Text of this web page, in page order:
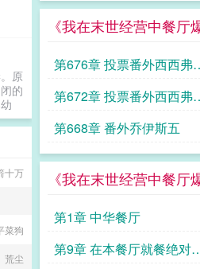
《我在末世经营中餐
第676章 投票番外西西弗
五
第672章 投票番外西西弗
一
第668章 番外乔伊斯五
《我在末世经营中餐
第1章 中华餐厅
第9章 在本餐厅就餐绝对
原
的
家
代
十万
疯子
菜狗
荒尘